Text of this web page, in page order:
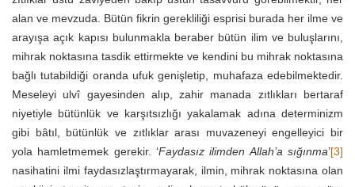
alan ve mevzuda. Bütün fikrin gerekliliği esprisi burada her ilme ve
arayışa açık kapısı bulunmakla beraber bütün ilim ve buluşlarını,
mihrak noktasına tasdik ettirmekte ve kendini bu mihrak noktasına
bağlı tutabildiği oranda ufuk genişletip, muhafaza edebilmektedir.
Meseleyi ulvî gayesinden alıp, zahir manada zıtlıkları bertaraf
niyetiyle bütünlük ve karşıtsızlığı yakalamak adına determinizm
gibi bâtıl, bütünlük ve zıtlıklar arası muvazeneyi engelleyici bir
yola hamletmemek gerekir. ‘Faydasız ilimden Allah’a sığınma’[3]
nasihatini ilmi faydasızlaştırmayarak, ilmin, mihrak noktasına olan